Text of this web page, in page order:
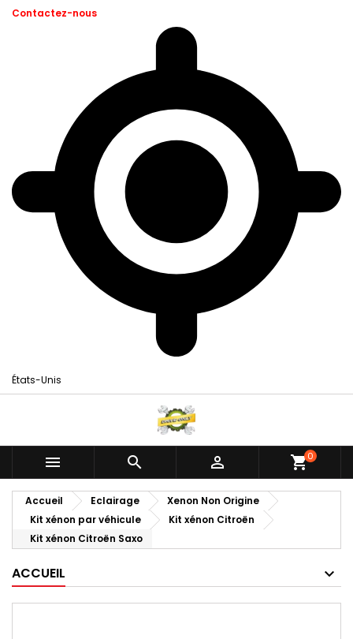
Contactez-nous
États-Unis
   shopping_cart0
Accueil Eclairage
Xenon Non Origine
Kit xénon par véhicule
Kit xénon Citroën
Kit xénon Citroën Saxo
ACCUEIL